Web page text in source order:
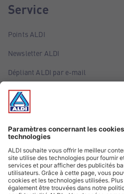
Service
Points ALDI
Newsletter ALDI
Dépliant ALDI par e-mail
Offres
Infos essentielles
Suivez ALDI Belgique